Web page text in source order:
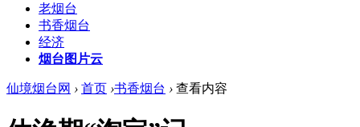
老烟台
书香烟台
经济
烟台图片云
仙境烟台网 › 首页 ›书香烟台 › 查看内容